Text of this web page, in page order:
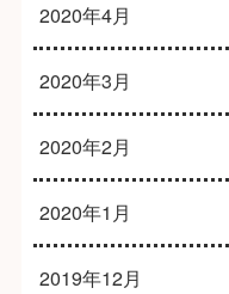
2020年4月
2020年3月
2020年2月
2020年1月
2019年12月